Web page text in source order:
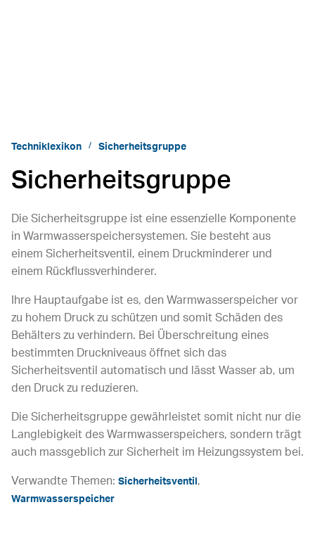
Techniklexikon Sicherheitsgruppe
Sicherheitsgruppe
Die Sicherheitsgruppe ist eine essenzielle Komponente
in Warmwasserspeichersystemen. Sie besteht aus
einem Sicherheitsventil, einem Druckminderer und
einem Rückflussverhinderer.
Ihre Hauptaufgabe ist es, den Warmwasserspeicher vor
zu hohem Druck zu schützen und somit Schäden des
Behälters zu verhindern. Bei Überschreitung eines
bestimmten Druckniveaus öffnet sich das
Sicherheitsventil automatisch und lässt Wasser ab, um
den Druck zu reduzieren.
Die Sicherheitsgruppe gewährleistet somit nicht nur die
Langlebigkeit des Warmwasserspeichers, sondern trägt
auch massgeblich zur Sicherheit im Heizungssystem bei.
Verwandte Themen: Sicherheitsventil ,
Warmwasserspeicher